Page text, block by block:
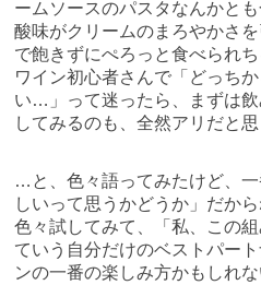
ームソースのパスタなんかと
酸味がクリームのまろやかさ
で飽きずにぺろっと食べられち
ワイン初心者さんで「どっち
い…」って迷ったら、まずは
してみるのも、全然アリだと思
…と、色々語ってみたけど、
しいって思うかどうか」だから
色々試してみて、「私、この
ていう自分だけのベストパー
ンの一番の楽しみ方かもしれな